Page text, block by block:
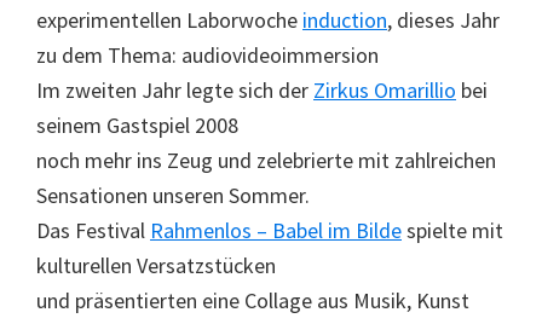
experimentellen Laborwoche induction, dieses Jahr
zu dem Thema: audiovideoimmersion
Im zweiten Jahr legte sich der Zirkus Omarillio bei
seinem Gastspiel 2008
noch mehr ins Zeug und zelebrierte mit zahlreichen
Sensationen unseren Sommer.
Das Festival Rahmenlos – Babel im Bildespielte mit
kulturellen Versatzstücken
und präsentierten eine Collage aus Musik, Kunst